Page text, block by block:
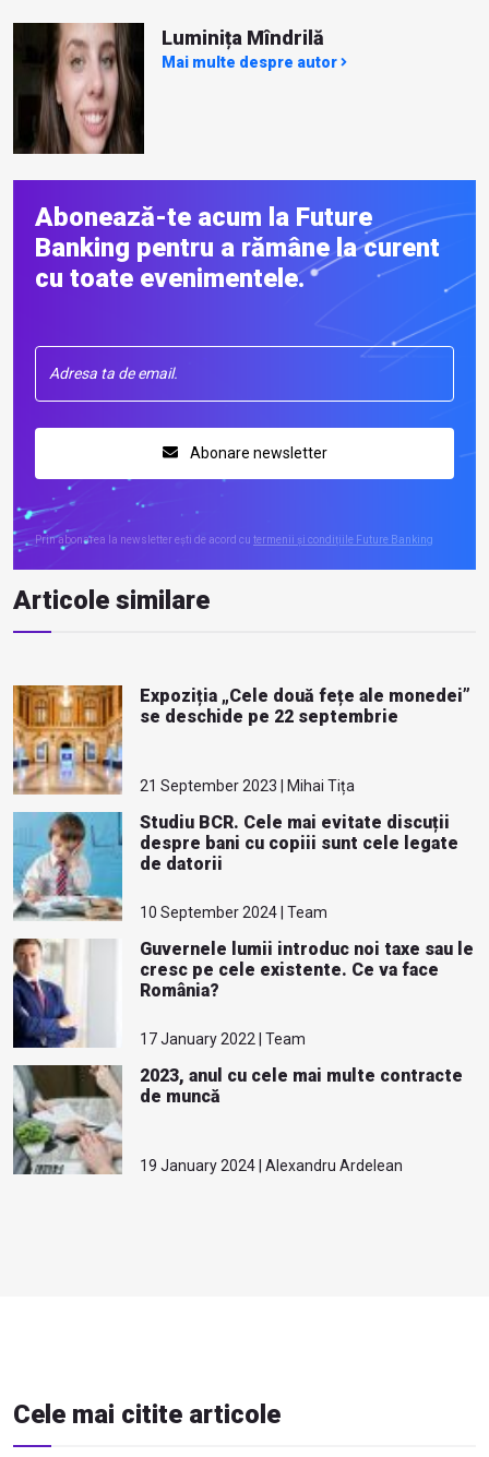
Luminița Mîndrilă
Mai multe despre autor
Abonează-te acum la Future
Banking pentru a rămâne la curent
cu toate evenimentele.
Abonare newsletter
Prin abonarea la newsletter ești de acord cu termenii și condițiile Future Banking
Articole similare
Expoziția „Cele două fețe ale monedei”
se deschide pe 22 septembrie
21 September 2023 | Mihai Tița
Studiu BCR. Cele mai evitate discuții
despre bani cu copiii sunt cele legate
de datorii
10 September 2024 | Team
Guvernele lumii introduc noi taxe sau le
cresc pe cele existente. Ce va face
România?
17 January 2022 | Team
2023, anul cu cele mai multe contracte
de muncă
19 January 2024 | Alexandru Ardelean
Cele mai citite articole